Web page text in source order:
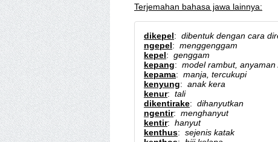
Terjemahan bahasa jawa lainnya:
dikepel: dibentuk dengan cara
ngepel: menggenggam
kepel: genggam
kepang: model rambut,
kepama: manja, tercukupi
kenyung: anak kera
kenur: tali
dikentirake: dihanyutkan
ngentir: menghanyut
kentir: hanyut
kenthus: sejenis katak